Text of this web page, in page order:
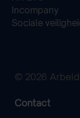
Incompany
Sociale
© 2026
Contact